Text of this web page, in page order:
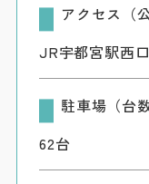
アクセス（
JR宇都宮駅西
駐車場（台数
62台